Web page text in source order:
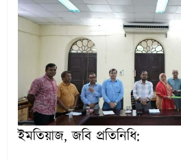
ইমতিয়াজ, জবি প্রতিনিধি: